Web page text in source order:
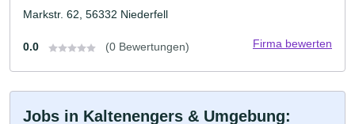
Markstr. 62, 56332 Niederfell
0.0 (0 Bewertungen) Firma bewerten
Jobs in Kaltenengers & Umgebung: